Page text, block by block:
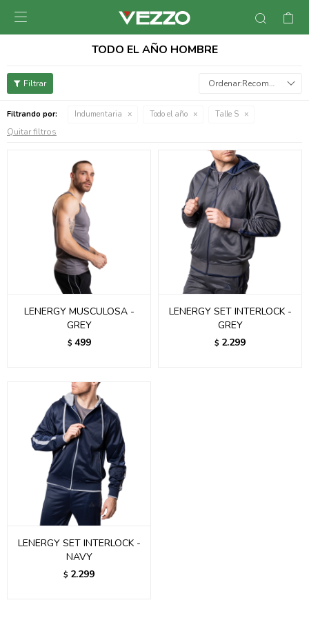

TODO EL AÑO HOMBRE
Recomendados
Filtrando por: Indumentaria Todo el año Talle S
Quitar filtros
LENERGY MUSCULOSA -
GREY
$ 499
LENERGY SET INTERLOCK -
GREY
$ 2.299
LENERGY SET INTERLOCK -
NAVY
$ 2.299